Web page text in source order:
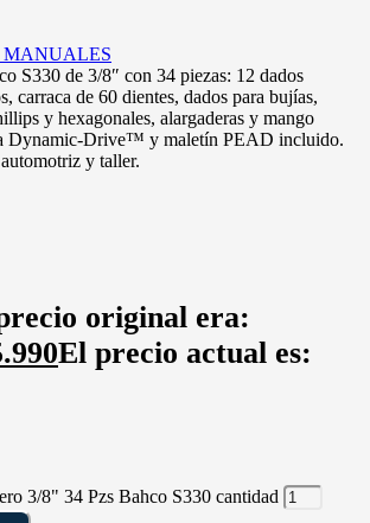
S330 de 3/8″ con 34 piezas: 12 dados
carraca de 60 dientes, dados para bujías,
y hexagonales, alargaderas y mango
Dynamic-Drive™ y maletín PEAD incluido.
y taller.
original era:
El precio actual es:
3/8" 34 Pzs Bahco S330 cantidad